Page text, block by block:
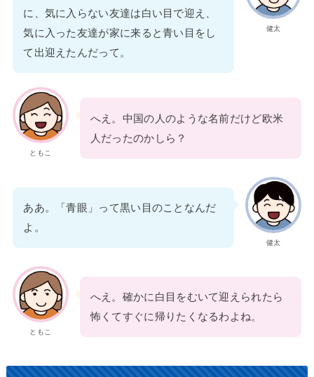
健太
に、気に入らない友達は白い目で迎え、
気に入った友達が家に来ると青い目をし
て出迎えたんだって。
ともこ
へえ。中国の人のような名前だけど欧米
人だったのかしら？
健太
ああ。「青眼」って黒い目のことなんだ
よ。
ともこ
へえ。確かに白目をむいて迎えられたら
怖くてすぐに帰りたくなるわよね。